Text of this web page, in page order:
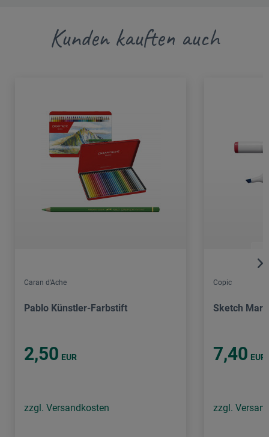
Kunden kauften auch
Caran d'Ache
Pablo Künstler-Farbstift
2,50 EUR
zzgl. Versandkosten
Copic
Sketch
7,40 EUR
zzgl.